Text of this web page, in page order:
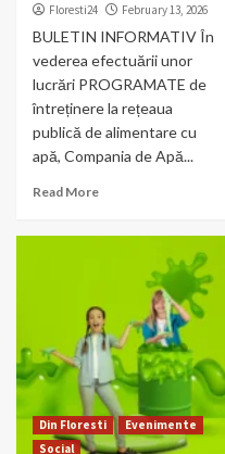
Floresti24 February 13, 2026
BULETIN INFORMATIV În
vederea efectuării unor
lucrări PROGRAMATE de
întreținere la rețeaua
publică de alimentare cu
apă, Compania de Apă...
Read More
Din Floresti
Evenimente
Social